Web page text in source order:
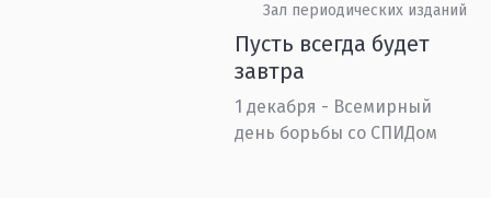
Зал периодических изданий
Пусть всегда будет
завтра
1 декабря - Всемирный
день борьбы со СПИДом